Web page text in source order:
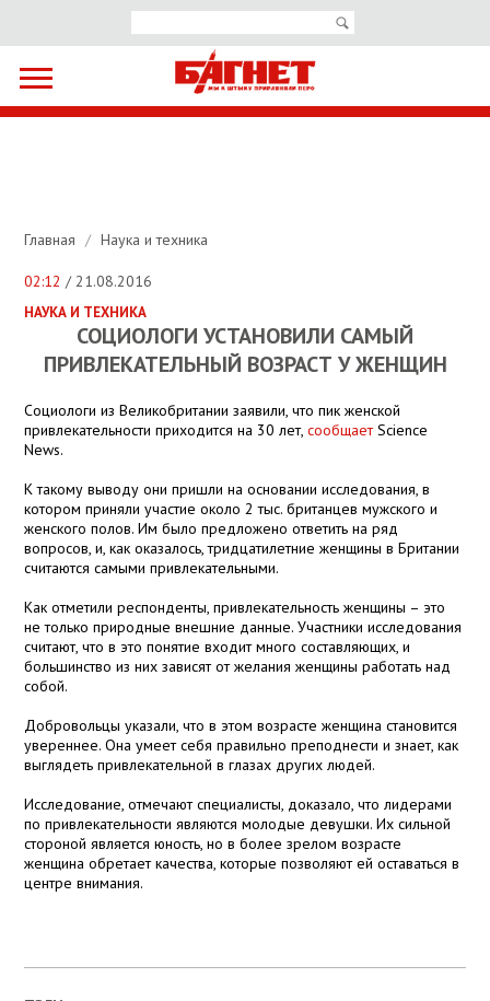
Главная / Наука и техника
02:12 / 21.08.2016
НАУКА И ТЕХНИКА
СОЦИОЛОГИ УСТАНОВИЛИ САМЫЙ
ПРИВЛЕКАТЕЛЬНЫЙ ВОЗРАСТ У ЖЕНЩИН
Социологи из Великобритании заявили, что пик женской
привлекательности приходится на 30 лет,сообщаетScience
News.
К такому выводу они пришли на основании исследования, в
котором приняли участие около 2 тыс. британцев мужского и
женского полов. Им было предложено ответить на ряд
вопросов, и, как оказалось, тридцатилетние женщины в Британии
считаются самыми привлекательными.
Как отметили респонденты, привлекательность женщины – это
не только природные внешние данные. Участники исследования
считают, что в это понятие входит много составляющих, и
большинство из них зависят от желания женщины работать над
собой.
Добровольцы указали, что в этом возрасте женщина становится
увереннее. Она умеет себя правильно преподнести и знает, как
выглядеть привлекательной в глазах других людей.
Исследование, отмечают специалисты, доказало, что лидерами
по привлекательности являются молодые девушки. Их сильной
стороной является юность, но в более зрелом возрасте
женщина обретает качества, которые позволяют ей оставаться в
центре внимания.